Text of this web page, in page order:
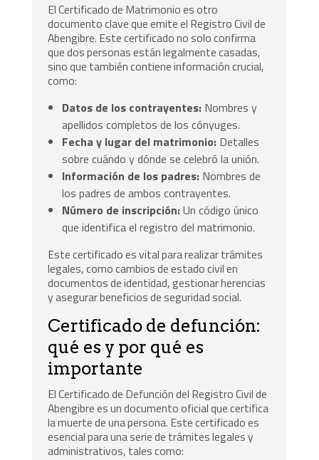
El Certificado de Matrimonio es otro
documento clave que emite el Registro Civil de
Abengibre. Este certificado no solo confirma
que dos personas están legalmente casadas,
sino que también contiene información crucial,
como:
Datos de los contrayentes: Nombres y
apellidos completos de los cónyuges.
Fecha y lugar del matrimonio: Detalles
sobre cuándo y dónde se celebró la unión.
Información de los padres: Nombres de
los padres de ambos contrayentes.
Número de inscripción:Un código único
que identifica el registro del matrimonio.
Este certificado es vital para realizar trámites
legales, como cambios de estado civil en
documentos de identidad, gestionar herencias
y asegurar beneficios de seguridad social.
Certificado de defunción:
qué es y por qué es
importante
El Certificado de Defunción del Registro Civil de
Abengibre es un documento oficial que certifica
la muerte de una persona. Este certificado es
esencial para una serie de trámites legales y
administrativos, tales como: